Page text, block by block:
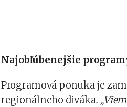
Najobľúbenejšie
Programová ponuka je
regionálneho diváka.